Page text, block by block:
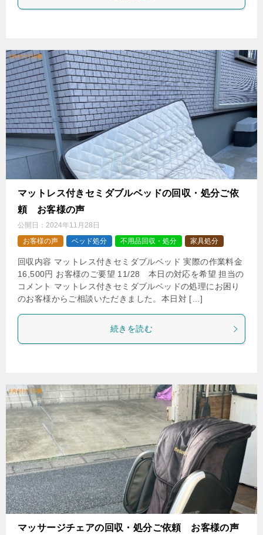
マットレス付きセミダブルベッドの回収・処分ご依
頼 お客様の声
公開日： 2024年11月28日
お客様の声
ベッド処分 不用品回収・処分 家具処分
回収内容 マットレス付きセミダブルベッド 実際の作業料金
16,500円 お客様のご要望 11/28 本日の対応を希望 担当の
コメント マットレス付きセミダブルベッドの処理にお困り
のお客様からご相談いただきました。本日対 […]
続きを読む
マッサージチェアの回収・処分ご依頼 お客様の声